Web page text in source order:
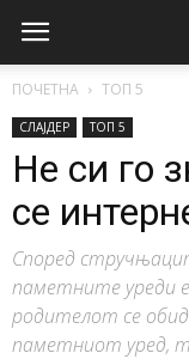
ПОЧЕТНА ТОП 5
СЛАЈДЕР ТОП 5
Не си го
се
Според
паметните уреди
родителот се
паметниот уред,